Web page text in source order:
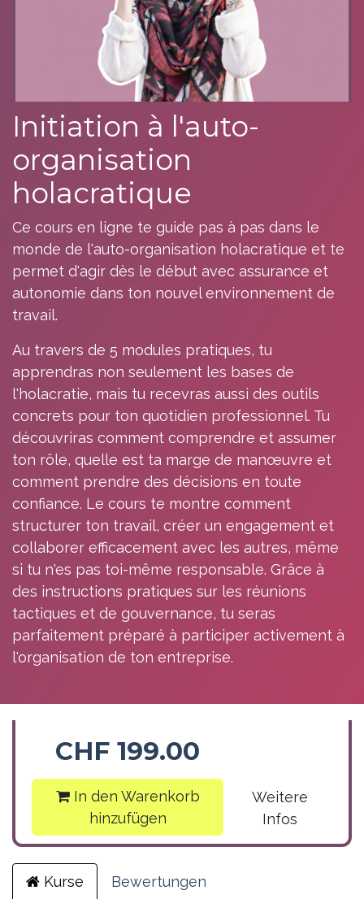
Initiation à l'auto-
organisation
holacratique
Ce cours en ligne te guide pas à pas dans le
monde de l'auto-organisation holacratique et te
permet d'agir dès le début avec assurance et
autonomie dans ton nouvel environnement de
travail.
Au travers de 5 modules pratiques, tu
apprendras non seulement les bases de
l'holacratie, mais tu recevras aussi des outils
concrets pour ton quotidien professionnel. Tu
découvriras comment comprendre et assumer
ton rôle, quelle est ta marge de manœuvre et
comment prendre des décisions en toute
confiance. Le cours te montre comment
structurer ton travail, créer un engagement et
collaborer efficacement avec les autres, même
si tu n'es pas toi-même responsable. Grâce à
des instructions pratiques sur les réunions
tactiques et de gouvernance, tu seras
parfaitement préparé à participer activement à
l'organisation de ton entreprise.
CHF199.00
In den Warenkorb
hinzufügen
Weitere
Infos
Kurse Bewertungen